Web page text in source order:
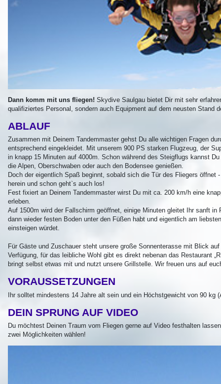
Dann komm mit uns fliegen! Skydive Saulgau bietet Dir mit sehr
qualifiziertes Personal, sondern auch Equipment auf dem neusten Stand
ABLAUF
Buchung
Zusammen mit Deinem Tandemmaster gehst Du alle wichtigen Fragen
entsprechend eingekleidet. Mit unserem 900 PS starken Flugzeug, der
in knapp 15 Minuten auf 4000m. Schon während des Steigflugs kannst
die Alpen, Oberschwaben oder auch den Bodensee genießen.
Doch der eigentlich Spaß beginnt, sobald sich die Tür des Fliegers öffnet
herein und schon geht`s auch los!
Fest fixiert an Deinem Tandemmaster wirst Du mit ca. 200 km/h eine
erleben.
Tandemgutschein
Auf 1500m wird der Fallschirm geöffnet, einige Minuten gleitet Ihr sanft in
dann wieder festen Boden unter den Füßen habt und eigentlich am
einsteigen würdet.
Für Gäste und Zuschauer steht unsere große Sonnenterasse mit Blick
Verfügung, für das leibliche Wohl gibt es direkt nebenan das Restaurant
bringt selbst etwas mit und nutzt unsere Grillstelle. Wir freuen uns auf
VORAUSSETZUNGEN
Ihr solltet mindestens 14 Jahre alt sein und ein Höchstgewicht von 90 kg
DEIN SPRUNG AUF VIDEO
Du möchtest Deinen Traum vom Fliegen gerne auf Video festhalten
zwei Möglichkeiten wählen!